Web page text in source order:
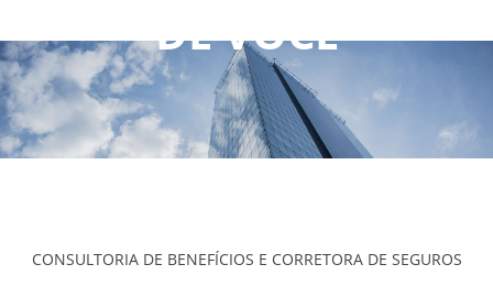
DE VOCÊ
CONSULTORIA DE BENEFÍCIOS E CORRETORA DE SEGUROS